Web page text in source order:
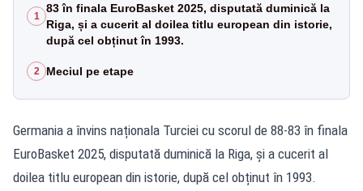
1
83 în finala EuroBasket 2025, disputată duminică la
Riga, și a cucerit al doilea titlu european din istorie,
după cel obținut în 1993.
2 Meciul pe etape
Germania a învins naționala Turciei cu scorul de 88-83 în finala
EuroBasket 2025, disputată duminică la Riga, și a cucerit al
doilea titlu european din istorie, după cel obținut în 1993.